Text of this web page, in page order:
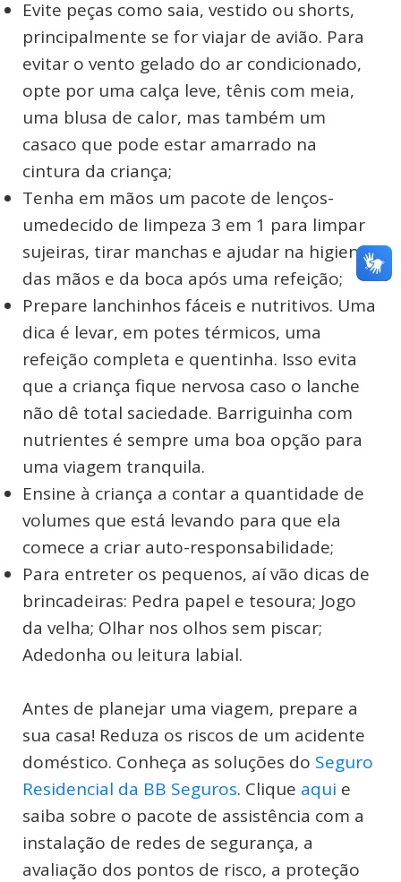
Evite peças como saia, vestido ou shorts,
principalmente se for viajar de avião. Para
evitar o vento gelado do ar condicionado,
opte por uma calça leve, tênis com meia,
uma blusa de calor, mas também um
casaco que pode estar amarrado na
cintura da criança;
Tenha em mãos um pacote de lenços-
umedecido de limpeza 3 em 1 para limpar
sujeiras, tirar manchas e ajudar na higiene
das mãos e da boca após uma refeição;
Prepare lanchinhos fáceis e nutritivos. Uma
dica é levar, em potes térmicos, uma
refeição completa e quentinha. Isso evita
que a criança fique nervosa caso o lanche
não dê total saciedade. Barriguinha com
nutrientes é sempre uma boa opção para
uma viagem tranquila.
Ensine à criança a contar a quantidade de
volumes que está levando para que ela
comece a criar auto-responsabilidade;
Para entreter os pequenos, aí vão dicas de
brincadeiras: Pedra papel e tesoura; Jogo
da velha; Olhar nos olhos sem piscar;
Adedonha ou leitura labial.
Antes de planejar uma viagem, prepare a
sua casa! Reduza os riscos de um acidente
doméstico. Conheça as soluções do Seguro
Residencial da BB Seguros. Clique aqui e
saiba sobre o pacote de assistência com a
instalação de redes de segurança, a
avaliação dos pontos de risco, a proteção